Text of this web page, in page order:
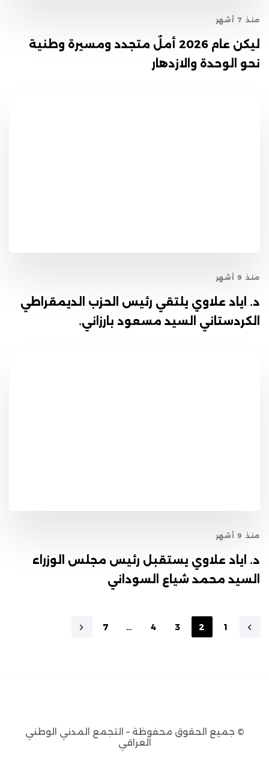
منذ 7 أشهر
ليكن عام 2026 أملٌ متجدد ومسيرة وطنية
نحو الوحدة والازدهار
منذ 9 أشهر
د. اياد علاوي يلتقي رئيس الحزب الديمقراطي
الكردستاني السيد مسعود بارزاني.
منذ 9 أشهر
د. اياد علاوي يستقبل رئيس مجلس الوزراء
السيد محمد شياع السوداني
1
2
3
4
…
7
© جميع الحقوق محفوظة – التجمع المدني الوطني
العراقي